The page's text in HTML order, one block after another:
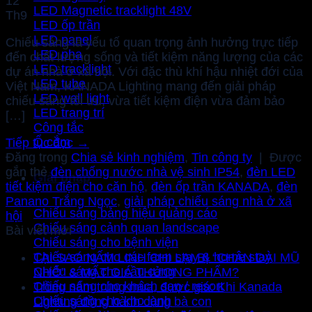
LED Magnetic tracklight 48V
LED ốp trần
LED panel
LED pha
LED tracklight
LED tube
LED wall light
LED trang trí
Công tắc
Ổ cắm
Giải pháp
Chiếu sáng bảng hiệu quảng cáo
Chiếu sáng cảnh quan landscape
Chiếu sáng cho bệnh viện
Chiếu sáng cho các farm stay & home stay
Chiếu sáng cho cầu cảng
Chiếu sáng cho khách sạn / resort
Chiếu sáng cho kho lạnh
Th9
Chiếu sáng là yếu tố quan trọng ảnh hưởng trực tiếp
đến chất lượng sống và tiết kiệm năng lượng của các
dự án nhà ở xã hội. Với đặc thù khí hậu nhiệt đới của
Việt Nam, KANADA Lighting mang đến giải pháp
chiếu sáng tối ưu, vừa tiết kiệm điện vừa đảm bảo
[…]
Tiếp tục đọc →
Đăng trong Chia sẻ kinh nghiệm, Tin công ty | Được
gắn thẻđèn chống nước nhà vệ sinh IP54, đèn LED
tiết kiệm điện cho căn hộ, đèn ốp trần KANADA, đèn
Panano Trắng Ngọc, giải pháp chiếu sáng nhà ở xã
hội
Bài viết mới
TẠI SAO NẤM LINH CHI LẠI BỊ “CHÂN DÀI MŨ
NHỎ” & MẤT GIÁ THƯƠNG PHẨM?
Trồng nấm trúng mùa, được giá: Khi Kanada
Lighting đồng hành cùng bà con